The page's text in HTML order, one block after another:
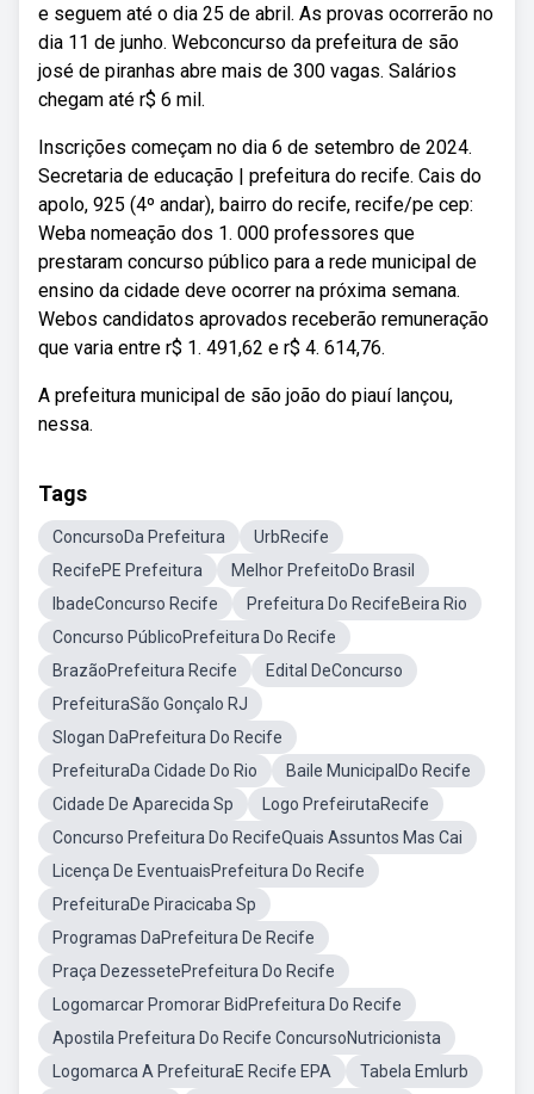
e seguem até o dia 25 de abril. As provas ocorrerão no
dia 11 de junho. Webconcurso da prefeitura de são
josé de piranhas abre mais de 300 vagas. Salários
chegam até r$ 6 mil.
Inscrições começam no dia 6 de setembro de 2024.
Secretaria de educação | prefeitura do recife. Cais do
apolo, 925 (4º andar), bairro do recife, recife/pe cep:
Weba nomeação dos 1. 000 professores que
prestaram concurso público para a rede municipal de
ensino da cidade deve ocorrer na próxima semana.
Webos candidatos aprovados receberão remuneração
que varia entre r$ 1. 491,62 e r$ 4. 614,76.
A prefeitura municipal de são joão do piauí lançou,
nessa.
Tags
ConcursoDa Prefeitura
UrbRecife
RecifePE Prefeitura
Melhor PrefeitoDo Brasil
IbadeConcurso Recife
Prefeitura Do RecifeBeira Rio
Concurso PúblicoPrefeitura Do Recife
BrazãoPrefeitura Recife
Edital DeConcurso
PrefeituraSão Gonçalo RJ
Slogan DaPrefeitura Do Recife
PrefeituraDa Cidade Do Rio
Baile MunicipalDo Recife
Cidade De Aparecida Sp
Logo PrefeirutaRecife
Concurso Prefeitura Do RecifeQuais Assuntos Mas Cai
Licença De EventuaisPrefeitura Do Recife
PrefeituraDe Piracicaba Sp
Programas DaPrefeitura De Recife
Praça DezessetePrefeitura Do Recife
Logomarcar Promorar BidPrefeitura Do Recife
Apostila Prefeitura Do Recife ConcursoNutricionista
Logomarca A PrefeituraE Recife EPA
Tabela Emlurb